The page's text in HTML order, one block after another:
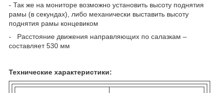
- Так же на мониторе возможно установить высоту поднятия
рамы (в секундах), либо механически выставить высоту
поднятия рамы концевиком
- Расстояние движения направляющих по салазкам –
составляет 530 мм
Технические характеристики: